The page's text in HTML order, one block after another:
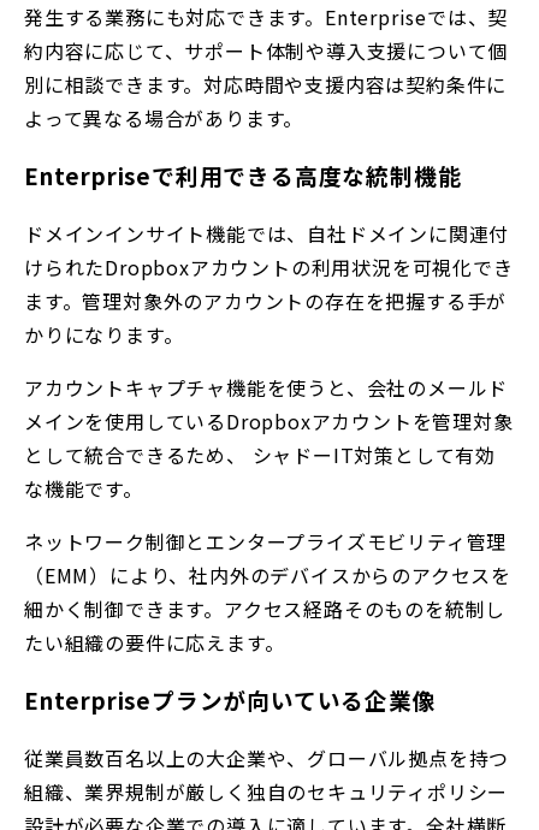
発生する業務にも対応できます。Enterpriseでは、契
約内容に応じて、サポート体制や導入支援について個
別に相談できます。対応時間や支援内容は契約条件に
よって異なる場合があります。
Enterpriseで利用できる高度な統制機能
ドメインインサイト機能では、自社ドメインに関連付
けられたDropboxアカウントの利用状況を可視化でき
ます。管理対象外のアカウントの存在を把握する手が
かりになります。
アカウントキャプチャ機能を使うと、会社のメールド
メインを使用しているDropboxアカウントを管理対象
として統合できるため、 シャドーIT対策として有効
な機能です。
ネットワーク制御とエンタープライズモビリティ管理
（EMM）により、社内外のデバイスからのアクセスを
細かく制御できます。アクセス経路そのものを統制し
たい組織の要件に応えます。
Enterpriseプランが向いている企業像
従業員数百名以上の大企業や、グローバル拠点を持つ
組織、業界規制が厳しく独自のセキュリティポリシー